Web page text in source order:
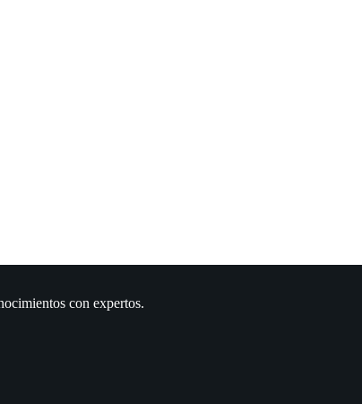
con expertos.